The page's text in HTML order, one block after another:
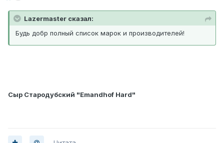
Lazermaster сказал:
Будь добр полный список марок и производителей!
Сыр Стародубский "Emandhof Hard"